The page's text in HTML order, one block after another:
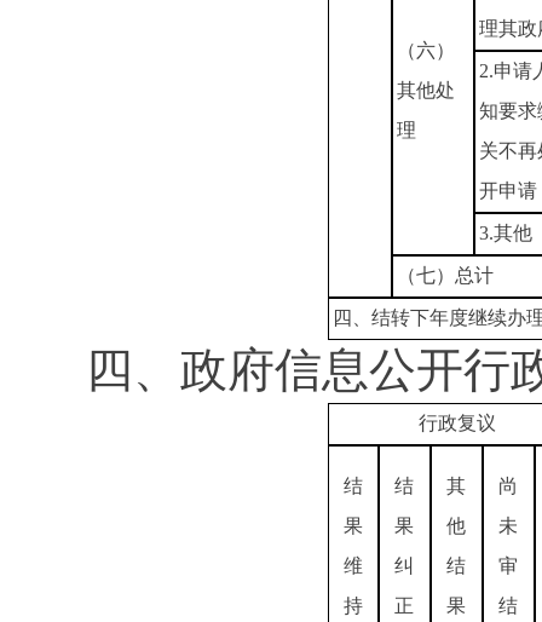
（六）
其他处
理
理其政
2.申请
知要求
关不
开申请
3.其他
（七）总计
四、结转下年度继续办
四、政府信息公开行
行政复议
结
果
维
持
结
果
纠
正
其
他
结
果
尚
未
审
结